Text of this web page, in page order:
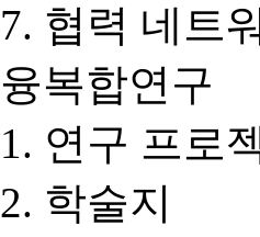
협력 네트
융복합연구
연구 프로
학술지